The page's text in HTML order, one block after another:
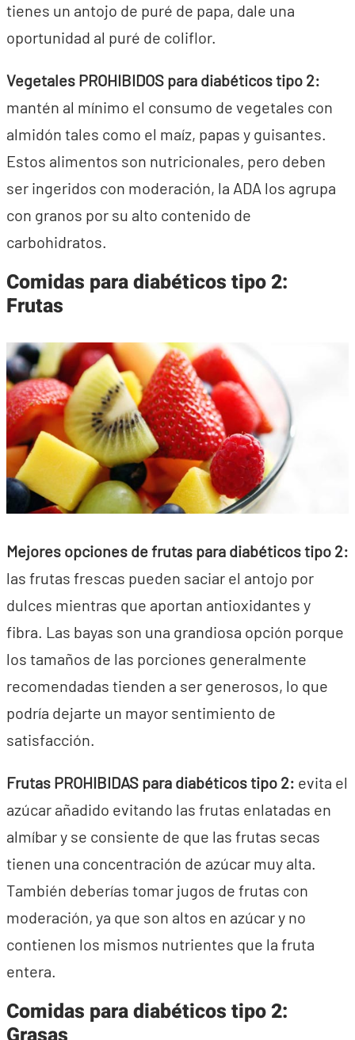
tienes un antojo de puré de papa, dale una
oportunidad al puré de coliflor.
Vegetales PROHIBIDOS para diabéticos tipo 2:
mantén al mínimo el consumo de vegetales con
almidón tales como el maíz, papas y guisantes.
Estos alimentos son nutricionales, pero deben
ser ingeridos con moderación, la ADA los agrupa
con granos por su alto contenido de
carbohidratos.
Comidas para diabéticos tipo 2:
Frutas
Mejores opciones de frutas para diabéticos tipo 2:
las frutas frescas pueden saciar el antojo por
dulces mientras que aportan antioxidantes y
fibra. Las bayas son una grandiosa opción porque
los tamaños de las porciones generalmente
recomendadas tienden a ser generosos, lo que
podría dejarte un mayor sentimiento de
satisfacción.
Frutas PROHIBIDAS para diabéticos tipo 2: evita el
azúcar añadido evitando las frutas enlatadas en
almíbar y se consiente de que las frutas secas
tienen una concentración de azúcar muy alta.
También deberías tomar jugos de frutas con
moderación, ya que son altos en azúcar y no
contienen los mismos nutrientes que la fruta
entera.
Comidas para diabéticos tipo 2: